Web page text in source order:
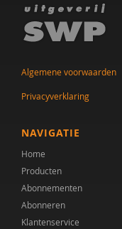
Wilma
C.D. Dirksen
Peter van der
Mw. Dr. A.A. Spek
Dhr. dr. J.
prof. dr. Rutger-
Algemene voorwaarden
Privacyverklaring
NAVIGATIE
Home
Producten
Abonnementen
Abonneren
Klantenservice